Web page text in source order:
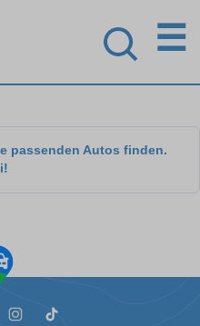
☰
passenden Autos finden.